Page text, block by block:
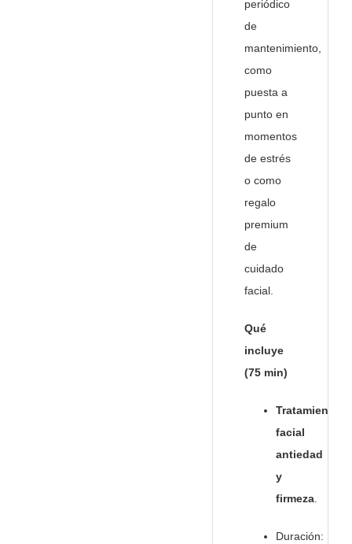
periódico
de
mantenimiento,
como
puesta a
punto en
momentos
de estrés
o como
regalo
premium
de
cuidado
facial.
Qué
incluye
(75 min)
Tratamiento
facial
antiedad
y
firmeza.
Duración: